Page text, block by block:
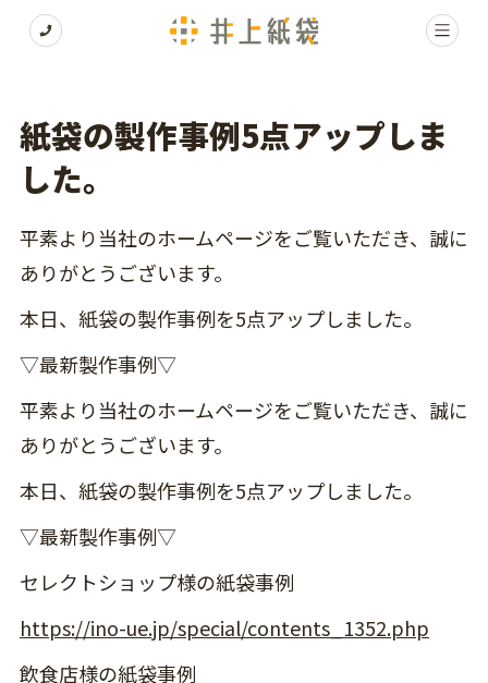
紙袋の製作事例5点アップしま
した。
平素より当社のホームページをご覧いただき、誠に
ありがとうございます。
本日、紙袋の製作事例を5点アップしました。
▽最新製作事例▽
平素より当社のホームページをご覧いただき、誠に
ありがとうございます。
本日、紙袋の製作事例を5点アップしました。
▽最新製作事例▽
セレクトショップ様の紙袋事例
https://ino-ue.jp/special/contents_1352.php
飲食店​​様の紙袋事例